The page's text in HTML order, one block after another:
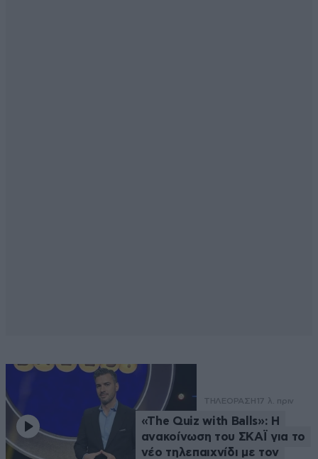
ΤΗΛΕΟΡΑΣΗ 17 λ. πριν
«The Quiz with Balls»: Η
ανακοίνωση του ΣΚΑΪ για το
νέο τηλεπαιχνίδι με τον